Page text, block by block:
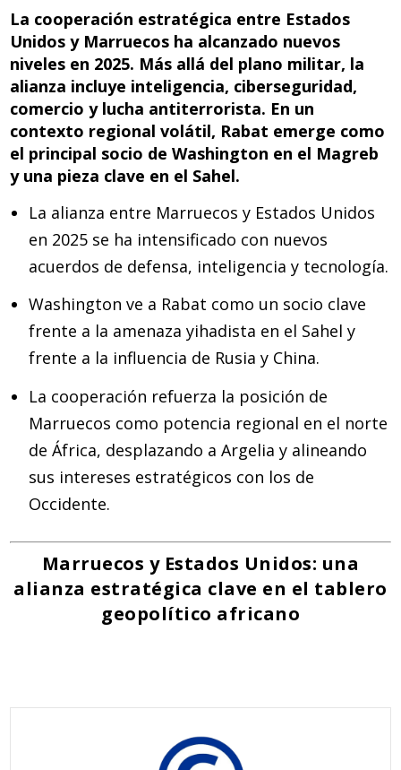
e
b
o
o
k
k
e
dI
n
at
s
A
p
p
d
di
t
t
La cooperación estratégica entre Estados
Unidos y Marruecos ha alcanzado nuevos
niveles en 2025. Más allá del plano militar, la
alianza incluye inteligencia, ciberseguridad,
comercio y lucha antiterrorista. En un
contexto regional volátil, Rabat emerge como
el principal socio de Washington en el Magreb
y una pieza clave en el Sahel.
La alianza entre Marruecos y Estados Unidos
en 2025 se ha intensificado con nuevos
acuerdos de defensa, inteligencia y tecnología.
Washington ve a Rabat como un socio clave
frente a la amenaza yihadista en el Sahel y
frente a la influencia de Rusia y China.
La cooperación refuerza la posición de
Marruecos como potencia regional en el norte
de África, desplazando a Argelia y alineando
sus intereses estratégicos con los de
Occidente.
Marruecos y Estados Unidos: una
alianza estratégica clave en el tablero
geopolítico africano